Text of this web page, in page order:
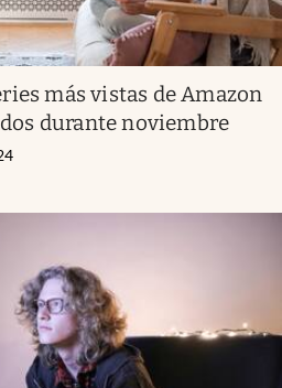
más vistas de Amazon
durante noviembre